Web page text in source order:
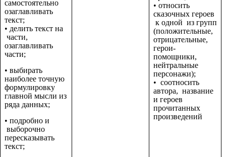
самостоятельно
озаглавливать
текст;
• делить текст на
части,
озаглавливать
части;
• выбирать
наиболее точную
формулировку
главной мысли из
ряда данных;
• подробно и
выборочно
пересказывать
текст;
• относить
сказочных героев
к одной из групп
(положительные,
отрицательные,
герои-
помощники,
нейтральные
персонажи);
• соотносить
автора, название
и героев
прочитанных
произведений